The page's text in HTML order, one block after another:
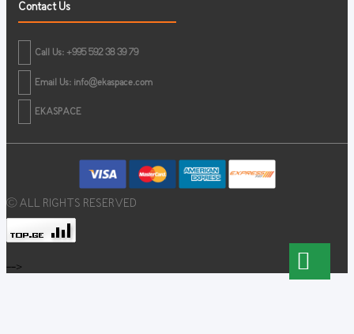
Contact Us
Call Us: +995 592 38 39 79
Email Us: info@ekaspace.com
EKASPACE
© ALL RIGHTS RESERVED
-->